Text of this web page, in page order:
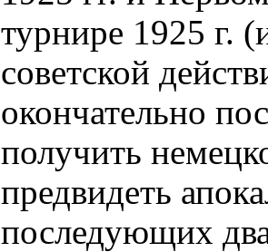
турнире 1925 г.
советской
окончательно
получить
предвидеть
последующих